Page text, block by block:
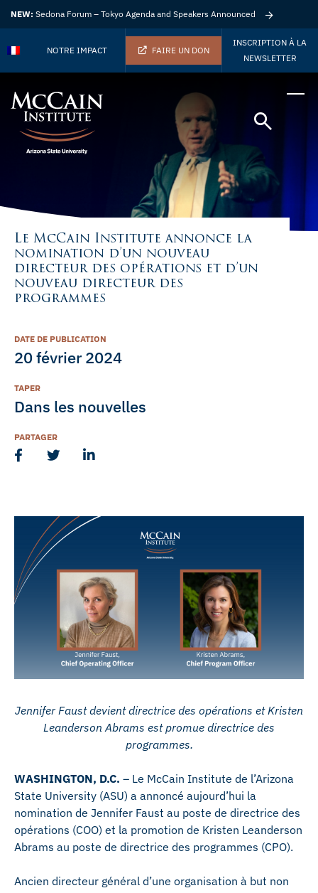
NEW: Sedona Forum – Tokyo Agenda and Speakers Announced
NOTRE IMPACT FAIRE UN DON
INSCRIPTION À LA
NEWSLETTER
Le McCain Institute annonce la
nomination d’un nouveau
directeur des opérations et d’un
nouveau directeur des
programmes
Jennifer Faust devient directrice des opérations et Kristen
Leanderson Abrams est promue directrice des
programmes.
WASHINGTON, D.C. – Le McCain Institute de l’Arizona
State University (ASU) a annoncé aujourd’hui la
nomination de Jennifer Faust au poste de directrice des
opérations (COO) et la promotion de Kristen Leanderson
Abrams au poste de directrice des programmes (CPO).
Ancien directeur général d’une organisation à but non
DATE DE PUBLICATION
20 février 2024
TAPER
Dans les nouvelles
PARTAGER